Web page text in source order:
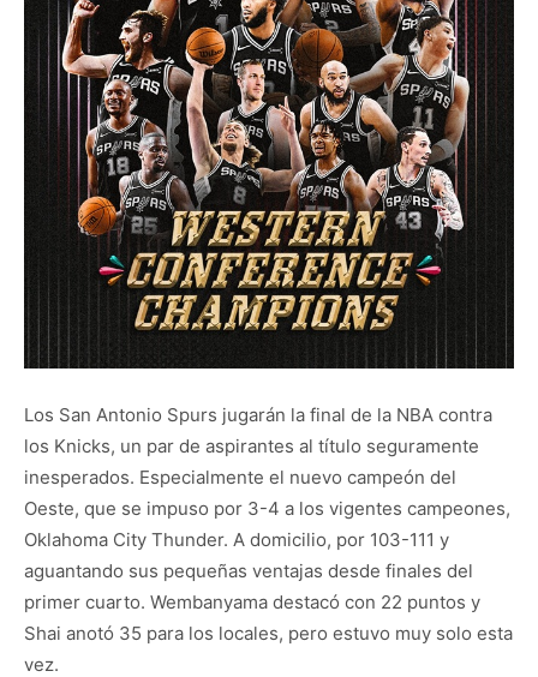
Los San Antonio Spurs jugarán la final de la NBA contra
los Knicks, un par de aspirantes al título seguramente
inesperados. Especialmente el nuevo campeón del
Oeste, que se impuso por 3-4 a los vigentes campeones,
Oklahoma City Thunder. A domicilio, por 103-111 y
aguantando sus pequeñas ventajas desde finales del
primer cuarto. Wembanyama destacó con 22 puntos y
Shai anotó 35 para los locales, pero estuvo muy solo esta
vez.